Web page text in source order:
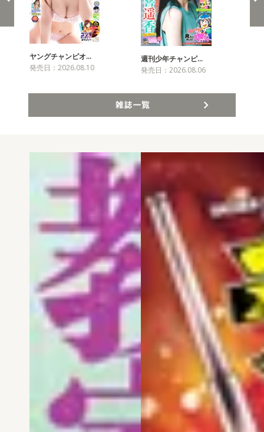
ヤングチャンピオ…
発売日：2026.08.10
週刊少年チャンピ…
発売日：2026.08.06